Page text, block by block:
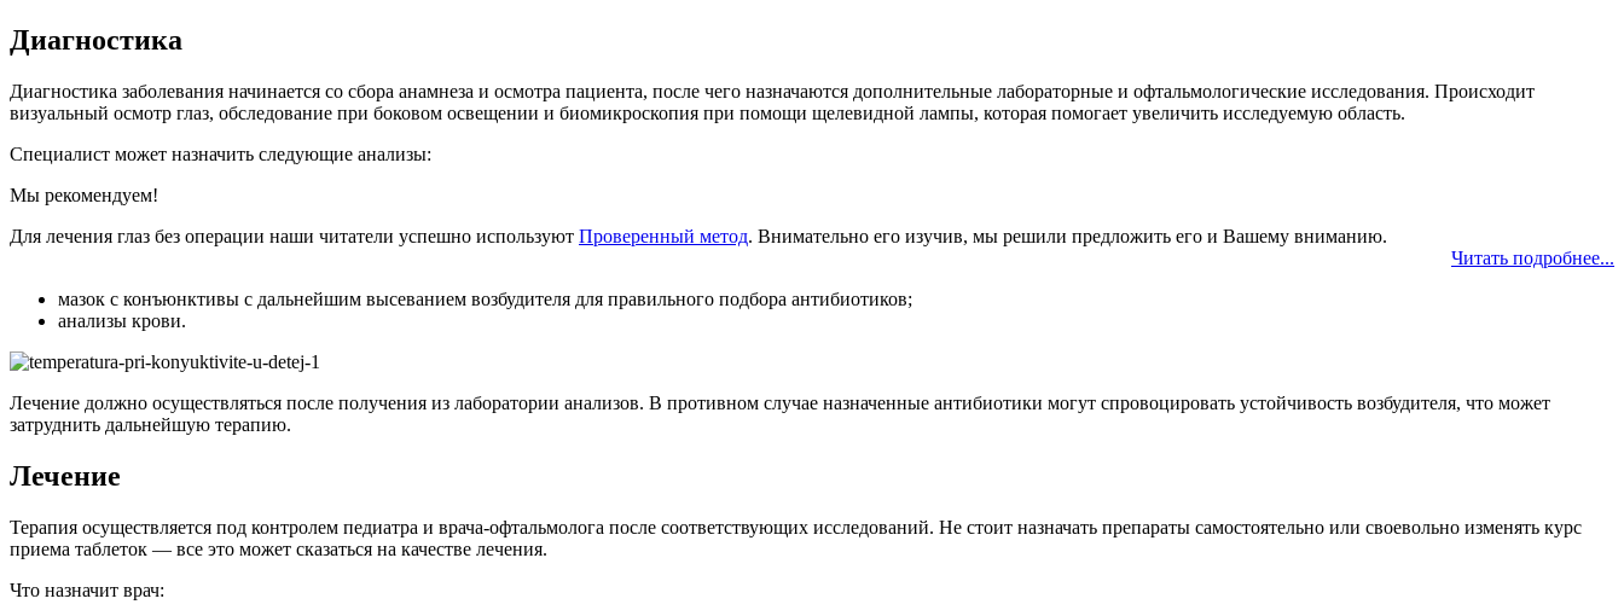
Диагностика
Диагностика заболевания начинается со сбора анамнеза и осмотра пациента, после чего назначаются дополнительные лабораторные и офтальмологические исследования. Происходит
визуальный осмотр глаз, обследование при боковом освещении и биомикроскопия при помощи щелевидной лампы, которая помогает увеличить исследуемую область.
Специалист может назначить следующие анализы:
Мы рекомендуем!
Для лечения глаз без операции наши читатели успешно используют Проверенный метод. Внимательно его изучив, мы решили предложить его и Вашему вниманию.
Читать подробнее...
мазок с конъюнктивы с дальнейшим высеванием возбудителя для правильного подбора антибиотиков;
анализы крови.
Лечение должно осуществляться после получения из лаборатории анализов. В противном случае назначенные антибиотики могут спровоцировать устойчивость возбудителя, что может
затруднить дальнейшую терапию.
Лечение
Терапия осуществляется под контролем педиатра и врача-офтальмолога после соответствующих исследований. Не стоит назначать препараты самостоятельно или своевольно изменять курс
приема таблеток — все это может сказаться на качестве лечения.
Что назначит врач: